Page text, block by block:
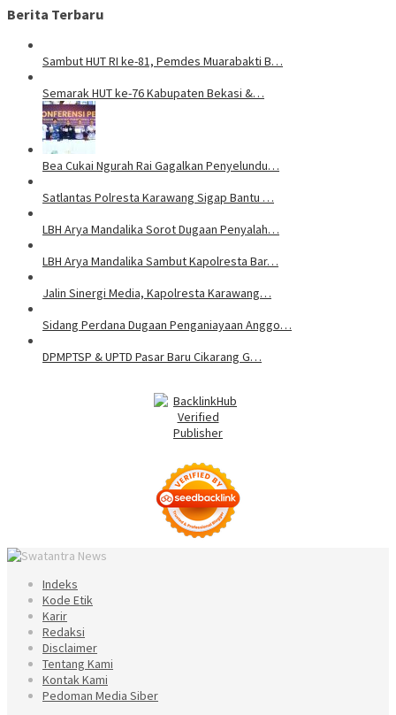
Berita Terbaru
Sambut HUT RI ke-81, Pemdes Muarabakti B…
Semarak HUT ke-76 Kabupaten Bekasi &…
Bea Cukai Ngurah Rai Gagalkan Penyelundu…
Satlantas Polresta Karawang Sigap Bantu …
LBH Arya Mandalika Sorot Dugaan Penyalah…
LBH Arya Mandalika Sambut Kapolresta Bar…
Jalin Sinergi Media, Kapolresta Karawang…
Sidang Perdana Dugaan Penganiayaan Anggo…
DPMPTSP & UPTD Pasar Baru Cikarang G…
Indeks
Kode Etik
Karir
Redaksi
Disclaimer
Tentang Kami
Kontak Kami
Pedoman Media Siber